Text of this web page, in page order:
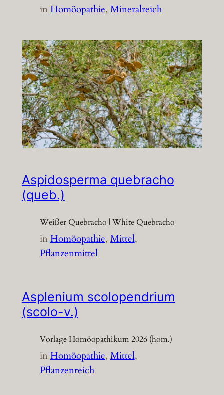
inHomöopathie, Mineralreich
Aspidosperma quebracho
(queb.)
Weißer Quebracho | White Quebracho
inHomöopathie, Mittel
Pflanzenmittel
Asplenium scolopendrium
(scolo-v.)
Vorlage Homöopathikum 2026 (hom.)
inHomöopathie, Mittel
Pflanzenreich